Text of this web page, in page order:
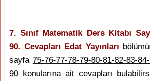
7. Sınıf Matematik Ders Kitabı
90. Cevapları Edat Yayınları
sayfa 75-76-77-78-79-80-81-82-83-
90 konularına ait cevapları